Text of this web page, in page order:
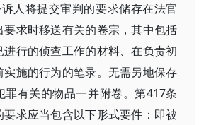
人将提交审判的要求储存在法官
要求时移送有关的卷宗，其中包括
行的侦查工作的材料、在负责初
施的行为的笔录。无需另地保存
罪有关的物品一并附卷。第417条
求应当包含以下形式要件：即被